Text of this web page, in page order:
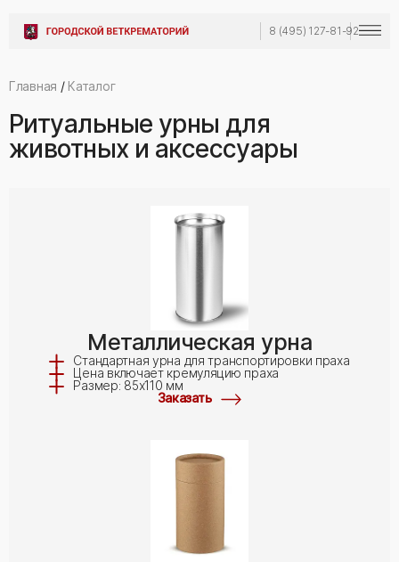
8 (495) 127-81-92
Главная / Каталог
Ритуальные урны для
животных и аксессуары
Металлическая урна
Заказать
Стандартная урна для транспортировки праха
Цена включает кремуляцию праха
Размер: 85x110 мм